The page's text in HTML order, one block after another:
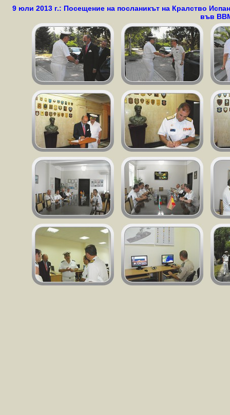
9 юли 2013 г.: Посещение на посланикът на Кралство
във